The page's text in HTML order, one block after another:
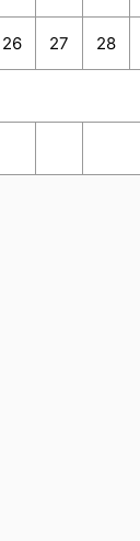
26 27 28